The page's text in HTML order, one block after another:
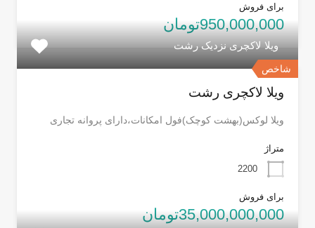
برای فروش
950,000,000تومان
شاخص
ویلا لاکچری نزدیک رشت
ویلا لاکچری رشت
ویلا لوکس(بهشت کوچک)فول امکانات،دارای پروانه تجاری
متراژ
2200
برای فروش
35,000,000,000تومان